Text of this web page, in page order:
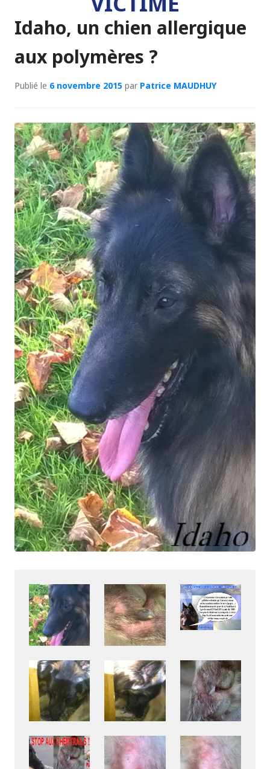
Idaho, un chien allergique
aux polymères ?
Publié le 6 novembre 2015 par Patrice MAUDHUY